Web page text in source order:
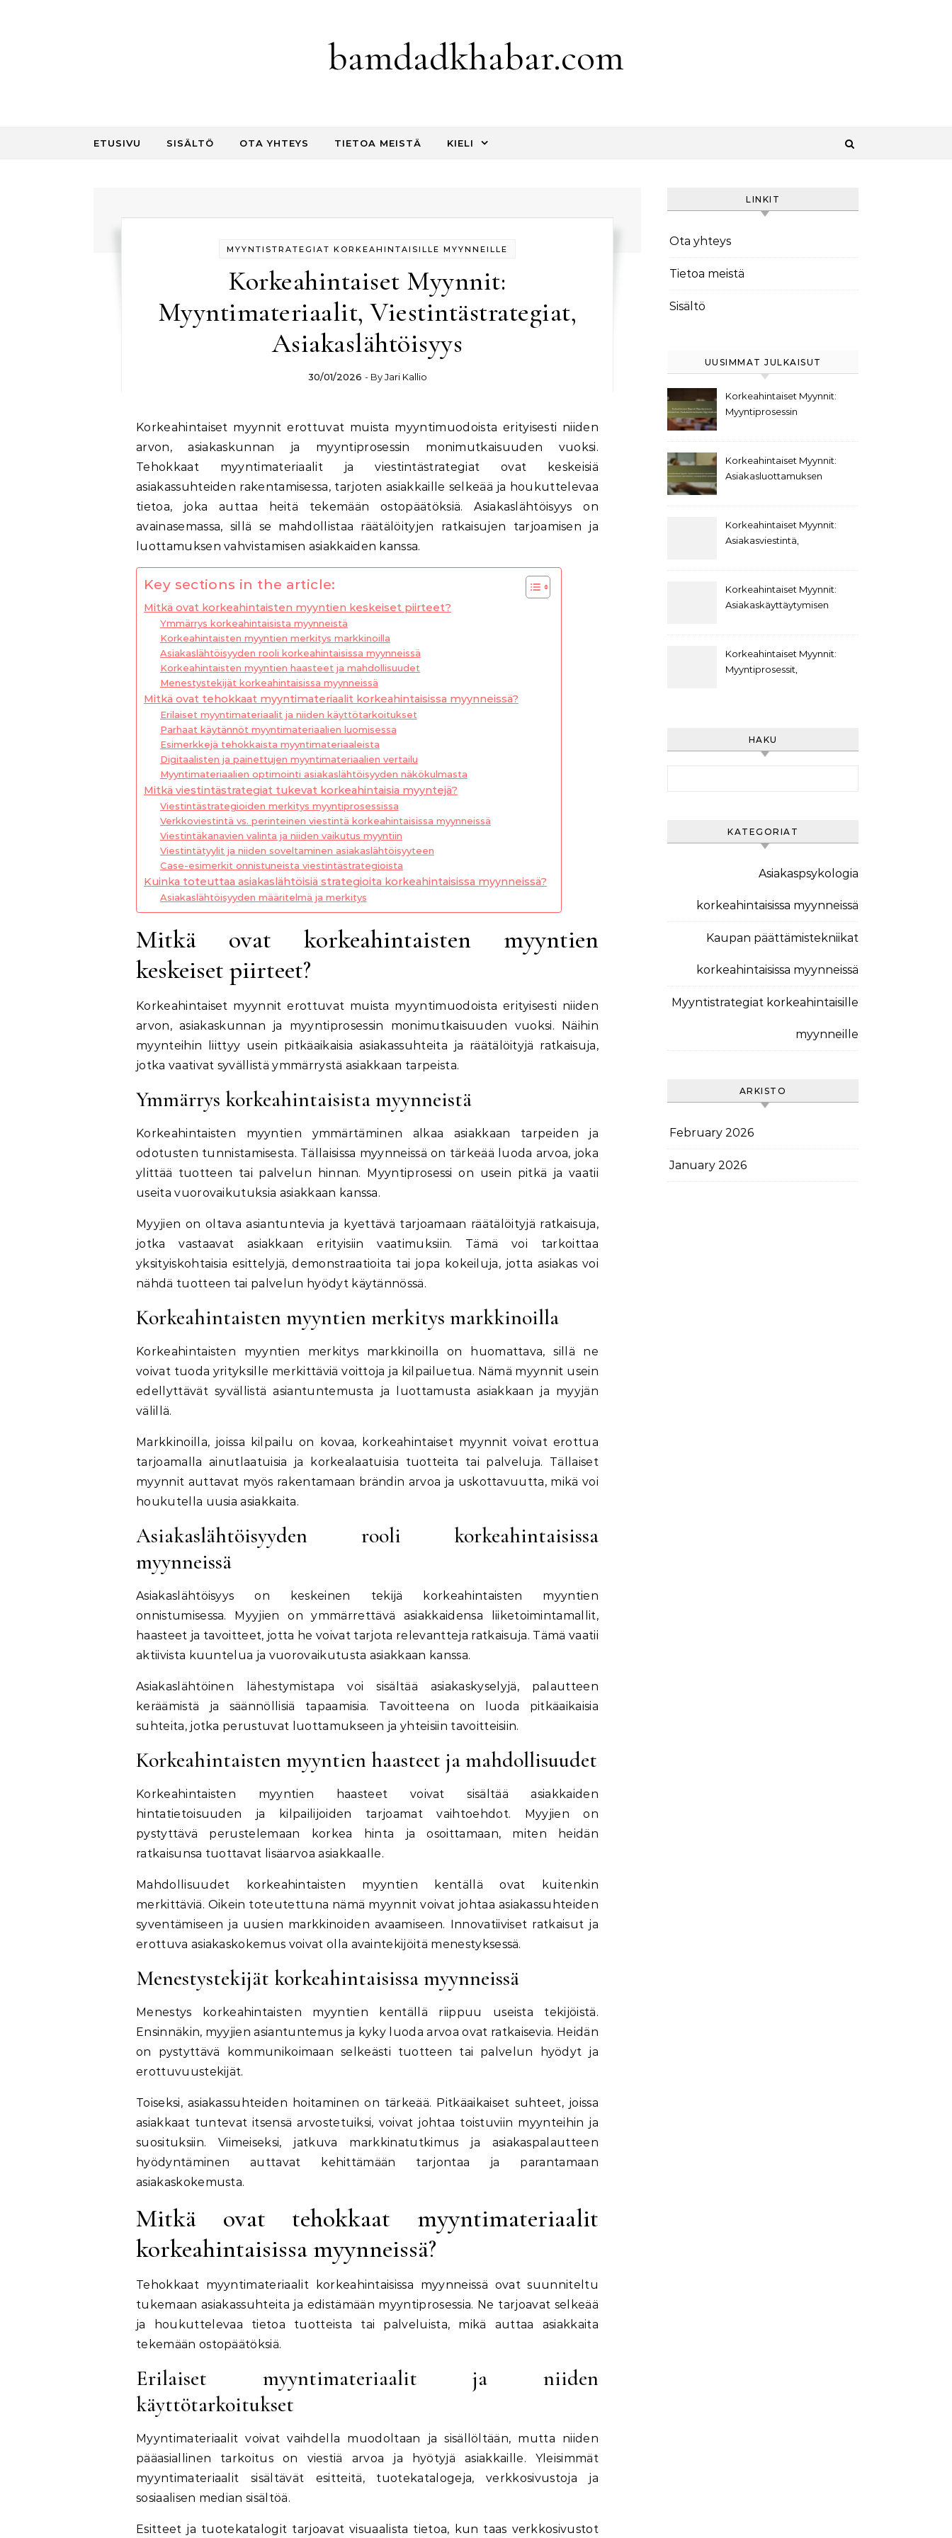
bamdadkhabar.com
ETUSIVU SISÄLTÖ OTA YHTEYS TIETOA MEISTÄ KIELI
MYYNTISTRATEGIAT KORKEAHINTAISILLE MYYNNEILLE
Korkeahintaiset Myynnit:
Myyntimateriaalit, Viestintästrategiat,
Asiakaslähtöisyys
30/01/2026 - ByJari Kallio
Korkeahintaiset myynnit erottuvat muista myyntimuodoista erityisesti niiden
arvon, asiakaskunnan ja myyntiprosessin monimutkaisuuden vuoksi.
Tehokkaat myyntimateriaalit ja viestintästrategiat ovat keskeisiä
asiakassuhteiden rakentamisessa, tarjoten asiakkaille selkeää ja houkuttelevaa
tietoa, joka auttaa heitä tekemään ostopäätöksiä. Asiakaslähtöisyys on
avainasemassa, sillä se mahdollistaa räätälöityjen ratkaisujen tarjoamisen ja
luottamuksen vahvistamisen asiakkaiden kanssa.
Key sections in the article:
Mitkä ovat korkeahintaisten myyntien keskeiset piirteet?
Ymmärrys korkeahintaisista myynneistä
Korkeahintaisten myyntien merkitys markkinoilla
Asiakaslähtöisyyden rooli korkeahintaisissa myynneissä
Korkeahintaisten myyntien haasteet ja mahdollisuudet
Menestystekijät korkeahintaisissa myynneissä
Mitkä ovat tehokkaat myyntimateriaalit korkeahintaisissa myynneissä?
Erilaiset myyntimateriaalit ja niiden käyttötarkoitukset
Parhaat käytännöt myyntimateriaalien luomisessa
Esimerkkejä tehokkaista myyntimateriaaleista
Digitaalisten ja painettujen myyntimateriaalien vertailu
Myyntimateriaalien optimointi asiakaslähtöisyyden näkökulmasta
Mitkä viestintästrategiat tukevat korkeahintaisia myyntejä?
Viestintästrategioiden merkitys myyntiprosessissa
Verkkoviestintä vs. perinteinen viestintä korkeahintaisissa myynneissä
Viestintäkanavien valinta ja niiden vaikutus myyntiin
Viestintätyylit ja niiden soveltaminen asiakaslähtöisyyteen
Case-esimerkit onnistuneista viestintästrategioista
Kuinka toteuttaa asiakaslähtöisiä strategioita korkeahintaisissa myynneissä?
Asiakaslähtöisyyden määritelmä ja merkitys
Mitkä ovat korkeahintaisten myyntien
keskeiset piirteet?
Korkeahintaiset myynnit erottuvat muista myyntimuodoista erityisesti niiden
arvon, asiakaskunnan ja myyntiprosessin monimutkaisuuden vuoksi. Näihin
myynteihin liittyy usein pitkäaikaisia asiakassuhteita ja räätälöityjä ratkaisuja,
jotka vaativat syvällistä ymmärrystä asiakkaan tarpeista.
Ymmärrys korkeahintaisista myynneistä
Korkeahintaisten myyntien ymmärtäminen alkaa asiakkaan tarpeiden ja
odotusten tunnistamisesta. Tällaisissa myynneissä on tärkeää luoda arvoa, joka
ylittää tuotteen tai palvelun hinnan. Myyntiprosessi on usein pitkä ja vaatii
useita vuorovaikutuksia asiakkaan kanssa.
Myyjien on oltava asiantuntevia ja kyettävä tarjoamaan räätälöityjä ratkaisuja,
jotka vastaavat asiakkaan erityisiin vaatimuksiin. Tämä voi tarkoittaa
yksityiskohtaisia esittelyjä, demonstraatioita tai jopa kokeiluja, jotta asiakas voi
nähdä tuotteen tai palvelun hyödyt käytännössä.
Korkeahintaisten myyntien merkitys markkinoilla
Korkeahintaisten myyntien merkitys markkinoilla on huomattava, sillä ne
voivat tuoda yrityksille merkittäviä voittoja ja kilpailuetua. Nämä myynnit usein
edellyttävät syvällistä asiantuntemusta ja luottamusta asiakkaan ja myyjän
välillä.
Markkinoilla, joissa kilpailu on kovaa, korkeahintaiset myynnit voivat erottua
tarjoamalla ainutlaatuisia ja korkealaatuisia tuotteita tai palveluja. Tällaiset
myynnit auttavat myös rakentamaan brändin arvoa ja uskottavuutta, mikä voi
houkutella uusia asiakkaita.
Asiakaslähtöisyyden rooli korkeahintaisissa
myynneissä
Asiakaslähtöisyys on keskeinen tekijä korkeahintaisten myyntien
onnistumisessa. Myyjien on ymmärrettävä asiakkaidensa liiketoimintamallit,
haasteet ja tavoitteet, jotta he voivat tarjota relevantteja ratkaisuja. Tämä vaatii
aktiivista kuuntelua ja vuorovaikutusta asiakkaan kanssa.
Asiakaslähtöinen lähestymistapa voi sisältää asiakaskyselyjä, palautteen
keräämistä ja säännöllisiä tapaamisia. Tavoitteena on luoda pitkäaikaisia
suhteita, jotka perustuvat luottamukseen ja yhteisiin tavoitteisiin.
Korkeahintaisten myyntien haasteet ja mahdollisuudet
Korkeahintaisten myyntien haasteet voivat sisältää asiakkaiden
hintatietoisuuden ja kilpailijoiden tarjoamat vaihtoehdot. Myyjien on
pystyttävä perustelemaan korkea hinta ja osoittamaan, miten heidän
ratkaisunsa tuottavat lisäarvoa asiakkaalle.
Mahdollisuudet korkeahintaisten myyntien kentällä ovat kuitenkin
merkittäviä. Oikein toteutettuna nämä myynnit voivat johtaa asiakassuhteiden
syventämiseen ja uusien markkinoiden avaamiseen. Innovatiiviset ratkaisut ja
erottuva asiakaskokemus voivat olla avaintekijöitä menestyksessä.
Menestystekijät korkeahintaisissa myynneissä
Menestys korkeahintaisten myyntien kentällä riippuu useista tekijöistä.
Ensinnäkin, myyjien asiantuntemus ja kyky luoda arvoa ovat ratkaisevia. Heidän
on pystyttävä kommunikoimaan selkeästi tuotteen tai palvelun hyödyt ja
erottuvuustekijät.
Toiseksi, asiakassuhteiden hoitaminen on tärkeää. Pitkäaikaiset suhteet, joissa
asiakkaat tuntevat itsensä arvostetuiksi, voivat johtaa toistuviin myynteihin ja
suosituksiin. Viimeiseksi, jatkuva markkinatutkimus ja asiakaspalautteen
hyödyntäminen auttavat kehittämään tarjontaa ja parantamaan
asiakaskokemusta.
Mitkä ovat tehokkaat myyntimateriaalit
korkeahintaisissa myynneissä?
Tehokkaat myyntimateriaalit korkeahintaisissa myynneissä ovat suunniteltu
tukemaan asiakassuhteita ja edistämään myyntiprosessia. Ne tarjoavat selkeää
ja houkuttelevaa tietoa tuotteista tai palveluista, mikä auttaa asiakkaita
tekemään ostopäätöksiä.
Erilaiset myyntimateriaalit ja niiden
käyttötarkoitukset
Myyntimateriaalit voivat vaihdella muodoltaan ja sisällöltään, mutta niiden
pääasiallinen tarkoitus on viestiä arvoa ja hyötyjä asiakkaille. Yleisimmät
myyntimateriaalit sisältävät esitteitä, tuotekatalogeja, verkkosivustoja ja
sosiaalisen median sisältöä.
Esitteet ja tuotekatalogit tarjoavat visuaalista tietoa, kun taas verkkosivustot
LINKIT
Ota yhteys
Tietoa meistä
Sisältö
UUSIMMAT JULKAISUT
Korkeahintaiset Myynnit:
Myyntiprosessin
Myyntivälineet
Korkeahintaiset Myynnit:
Asiakasluottamuksen
parantaminen,
Asiakasprofiilien
Korkeahintaiset Myynnit:
Asiakasviestintä,
Korkeahintaiset Myynnit:
Asiakaskäyttäytymisen
Asiakasarvo
Korkeahintaiset Myynnit:
Myyntiprosessit,
HAKU
KATEGORIAT
Asiakaspsykologia
korkeahintaisissa myynneissä
Kaupan päättämistekniikat
korkeahintaisissa myynneissä
Myyntistrategiat korkeahintaisille
myynneille
ARKISTO
February 2026
January 2026